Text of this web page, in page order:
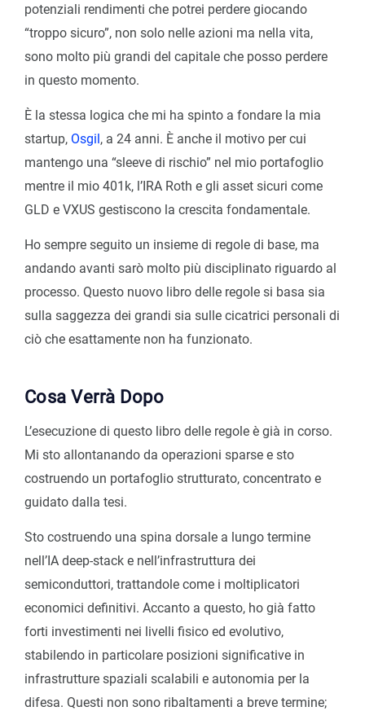
potenziali rendimenti che potrei perdere giocando
“troppo sicuro”, non solo nelle azioni ma nella vita,
sono molto più grandi del capitale che posso perdere
in questo momento.
È la stessa logica che mi ha spinto a fondare la mia
startup, Osgil, a 24 anni. È anche il motivo per cui
mantengo una “sleeve di rischio” nel mio portafoglio
mentre il mio 401k, l’IRA Roth e gli asset sicuri come
GLD e VXUS gestiscono la crescita fondamentale.
Ho sempre seguito un insieme di regole di base, ma
andando avanti sarò molto più disciplinato riguardo al
processo. Questo nuovo libro delle regole si basa sia
sulla saggezza dei grandi sia sulle cicatrici personali di
ciò che esattamente non ha funzionato.
Cosa Verrà Dopo
L’esecuzione di questo libro delle regole è già in corso.
Mi sto allontanando da operazioni sparse e sto
costruendo un portafoglio strutturato, concentrato e
guidato dalla tesi.
Sto costruendo una spina dorsale a lungo termine
nell’IA deep-stack e nell’infrastruttura dei
semiconduttori, trattandole come i moltiplicatori
economici definitivi. Accanto a questo, ho già fatto
forti investimenti nei livelli fisico ed evolutivo,
stabilendo in particolare posizioni significative in
infrastrutture spaziali scalabili e autonomia per la
difesa. Questi non sono ribaltamenti a breve termine;